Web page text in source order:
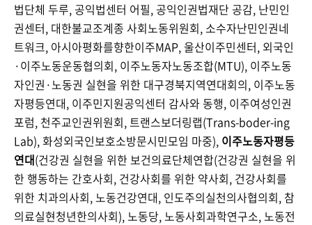
법단체 두루, 공익법센터 어필, 공익인권법재단 공감, 난민인
권센터, 대한불교조계종 사회노동위원회, 소수자난민인권네
트워크, 아시아평화를향한이주MAP, 울산이주민센터, 외국인
·이주노동운동협의회, 이주노동자노동조합(MTU), 이주노동
자인권·노동권 실현을 위한 대구경북지역연대회의, 이주노동
자평등연대, 이주민지원공익센터 감사와 동행, 이주여성인권
포럼, 천주교인권위원회, 트랜스보더링랩(Trans-boder-ing
Lab), 화성외국인보호소방문시민모임 마중), 이주노동자평등
연대(건강권 실현을 위한 보건의료단체연합(건강권 실현을 위
한 행동하는 간호사회, 건강사회를 위한 약사회, 건강사회를
위한 치과의사회, 노동건강연대, 인도주의실천의사협의회, 참
의료실현청년한의사회), 노동당, 노동사회과학연구소, 노동전